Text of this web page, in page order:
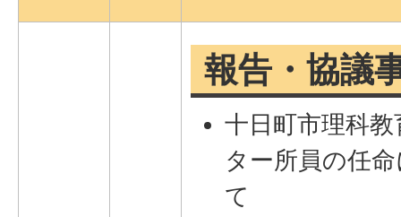
報告・協議
十日町市理科
ター所員の任
て